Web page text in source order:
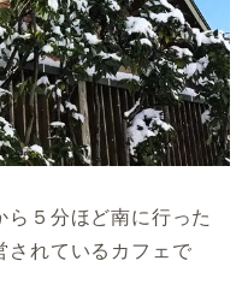
５分ほど南に行った
されているカフェで